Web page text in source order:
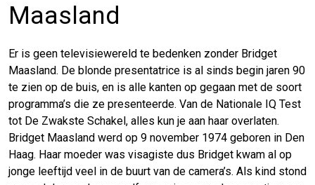
Maasland
Er is geen televisiewereld te bedenken zonder Bridget
Maasland. De blonde presentatrice is al sinds begin jaren 90
te zien op de buis, en is alle kanten op gegaan met de soort
programma’s die ze presenteerde. Van de Nationale IQ Test
tot De Zwakste Schakel, alles kun je aan haar overlaten.
Bridget Maasland werd op 9 november 1974 geboren in Den
Haag. Haar moeder was visagiste dus Bridget kwam al op
jonge leeftijd veel in de buurt van de camera’s. Als kind stond